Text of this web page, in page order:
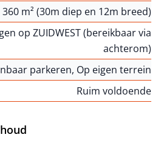
360 m² (30m diep en 12m breed)
op ZUIDWEST (bereikbaar via
achterom)
parkeren, Op eigen terrein
Ruim voldoende